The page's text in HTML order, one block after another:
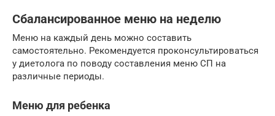
Сбалансированное меню на неделю
Меню на каждый день можно составить
самостоятельно. Рекомендуется проконсультироваться
у диетолога по поводу составления меню СП на
различные периоды.
Меню для ребенка